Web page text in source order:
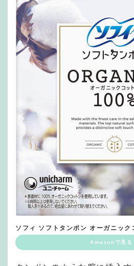
ソフィ ソフトタンポン オーガニック
Amazonで見る